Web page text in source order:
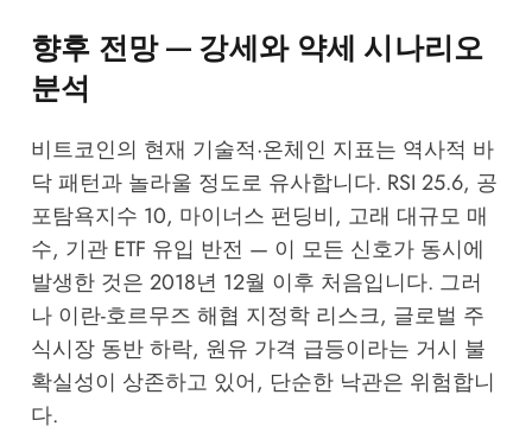
향후 전망 — 강세와 약세 시나리오
분석
비트코인의 현재 기술적·온체인 지표는 역사적 바
닥 패턴과 놀라울 정도로 유사합니다. RSI 25.6, 공
포탐욕지수 10, 마이너스 펀딩비, 고래 대규모 매
수, 기관 ETF 유입 반전 — 이 모든 신호가 동시에
발생한 것은 2018년 12월 이후 처음입니다. 그러
나 이란-호르무즈 해협 지정학 리스크, 글로벌 주
식시장 동반 하락, 원유 가격 급등이라는 거시 불
확실성이 상존하고 있어, 단순한 낙관은 위험합니
다.